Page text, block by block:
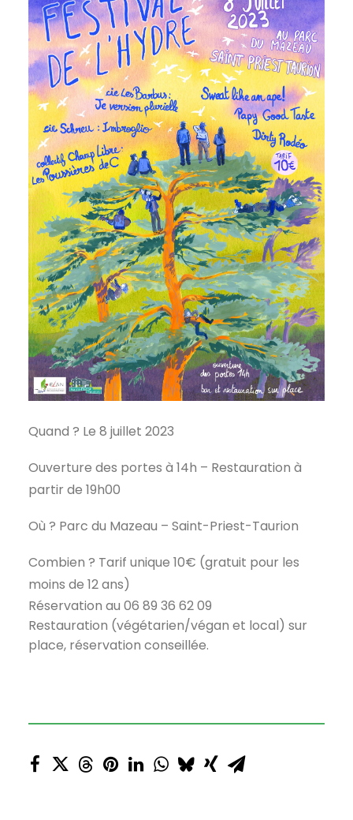
Quand ? Le 8 juillet 2023
Ouverture des portes à 14h – Restauration à
partir de 19h00
Où ? Parc du Mazeau – Saint-Priest-Taurion
Combien ? Tarif unique 10€ (gratuit pour les
moins de 12 ans)
Réservation au 06 89 36 62 09
Restauration (végétarien/végan et local) sur
place, réservation conseillée.